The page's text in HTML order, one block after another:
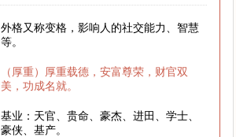
外格又称变格，影响人的社交能力、智慧
等。
（厚重）厚重载德，安富尊荣，财官双
美，功成名就。
基业：天官、贵命、豪杰、进田、学士、
豪侠、基产。